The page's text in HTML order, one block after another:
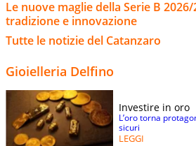
Le nuove maglie della Serie B
tradizione e innovazione
Tutte le notizie del Catanzaro
Gioielleria Delfino
Investire in oro
L’oro torna
sicuri
LEGGI